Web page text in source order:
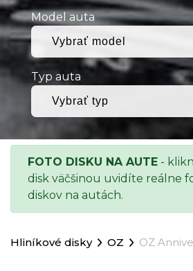
Model auta
Typ auta
FOTO DISKU NA AUTE -
disk väčšinou uvidíte reálne
diskov na autách.
Hliníkové disky OZ OZ